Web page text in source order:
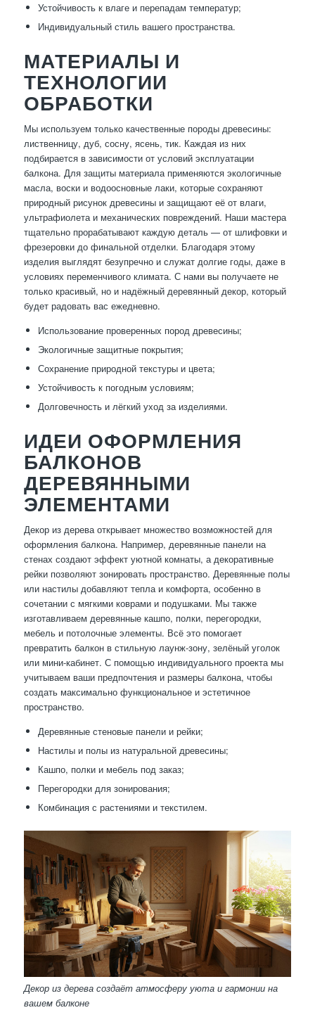
Устойчивость к влаге и перепадам температур;
Индивидуальный стиль вашего пространства.
МАТЕРИАЛЫ И
ТЕХНОЛОГИИ
ОБРАБОТКИ
Мы используем только качественные породы древесины:
лиственницу, дуб, сосну, ясень, тик. Каждая из них
подбирается в зависимости от условий эксплуатации
балкона. Для защиты материала применяются экологичные
масла, воски и водоосновные лаки, которые сохраняют
природный рисунок древесины и защищают её от влаги,
ультрафиолета и механических повреждений. Наши мастера
тщательно прорабатывают каждую деталь — от шлифовки и
фрезеровки до финальной отделки. Благодаря этому
изделия выглядят безупречно и служат долгие годы, даже в
условиях переменчивого климата. С нами вы получаете не
только красивый, но и надёжный деревянный декор, который
будет радовать вас ежедневно.
Использование проверенных пород древесины;
Экологичные защитные покрытия;
Сохранение природной текстуры и цвета;
Устойчивость к погодным условиям;
Долговечность и лёгкий уход за изделиями.
ИДЕИ ОФОРМЛЕНИЯ
БАЛКОНОВ
ДЕРЕВЯННЫМИ
ЭЛЕМЕНТАМИ
Декор из дерева открывает множество возможностей для
оформления балкона. Например, деревянные панели на
стенах создают эффект уютной комнаты, а декоративные
рейки позволяют зонировать пространство. Деревянные полы
или настилы добавляют тепла и комфорта, особенно в
сочетании с мягкими коврами и подушками. Мы также
изготавливаем деревянные кашпо, полки, перегородки,
мебель и потолочные элементы. Всё это помогает
превратить балкон в стильную лаунж-зону, зелёный уголок
или мини-кабинет. С помощью индивидуального проекта мы
учитываем ваши предпочтения и размеры балкона, чтобы
создать максимально функциональное и эстетичное
пространство.
Деревянные стеновые панели и рейки;
Настилы и полы из натуральной древесины;
Кашпо, полки и мебель под заказ;
Перегородки для зонирования;
Комбинация с растениями и текстилем.
Декор из дерева создаёт атмосферу уюта и гармонии на
вашем балконе